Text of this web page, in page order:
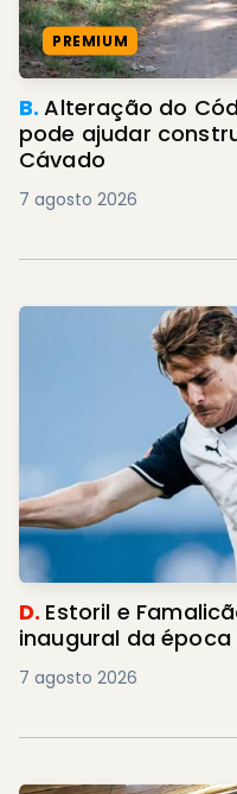
PREMIUM
B.Alteração do Código das Expropriações
pode ajudar
Cávado
7 agosto 2026
D. Estoril e
inaugural da época
7 agosto 2026